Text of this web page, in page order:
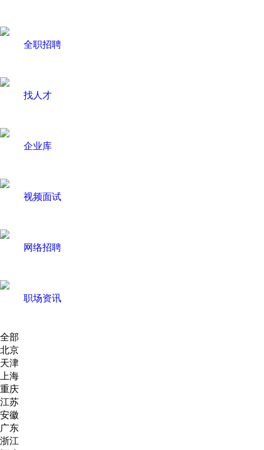
全职招聘
找人才
企业库
视频面试
网络招聘
职场资讯
全部
北京
天津
上海
重庆
江苏
安徽
广东
浙江